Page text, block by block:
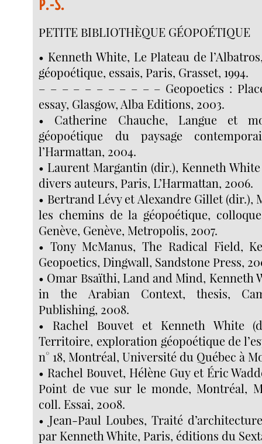
P.-S.
PETITE BIBLIOTHÈQUE GÉOPOÉTIQUE
• Kenneth White, Le Plateau de
géopoétique, essais, Paris, Grasset, 1994.
– – – – – – – – – – – Geopoetics :
essay, Glasgow, Alba Editions, 2003.
• Catherine Chauche, Langue et
géopoétique du paysage
l’Harmattan, 2004.
• Laurent Margantin (dir.), Kenneth
divers auteurs, Paris, L’Harmattan, 2006.
• Bertrand Lévy et Alexandre Gillet (dir.),
les chemins de la géopoétique,
Genève, Genève, Metropolis, 2007.
• Tony McManus, The Radical Field,
Geopoetics, Dingwall, Sandstone Press,
• Omar Bsaïthi, Land and Mind, Kenneth
in the Arabian Context, thesis,
Publishing, 2008.
• Rachel Bouvet et Kenneth White
Territoire, exploration géopoétique de
n° 18, Montréal, Université du Québec à
• Rachel Bouvet, Hélène Guy et Éric
Point de vue sur le monde, Montréal,
coll. Essai, 2008.
• Jean-Paul Loubes, Traité
par Kenneth White, Paris, éditions du